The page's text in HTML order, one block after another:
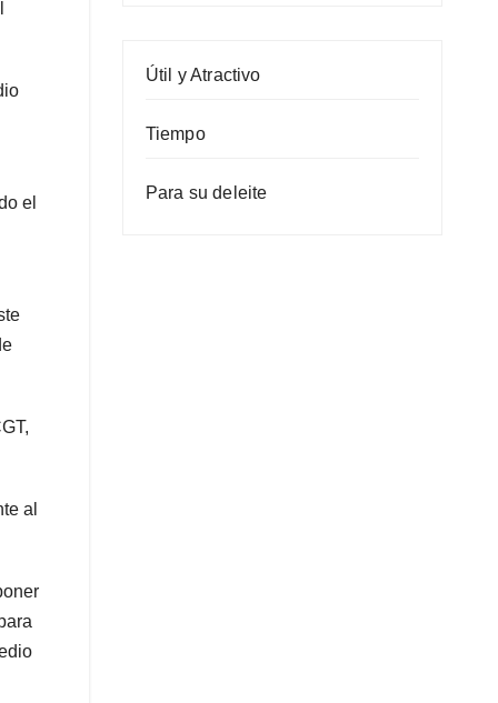
el
al
Útil y Atractivo
Tiempo
Para su deleite